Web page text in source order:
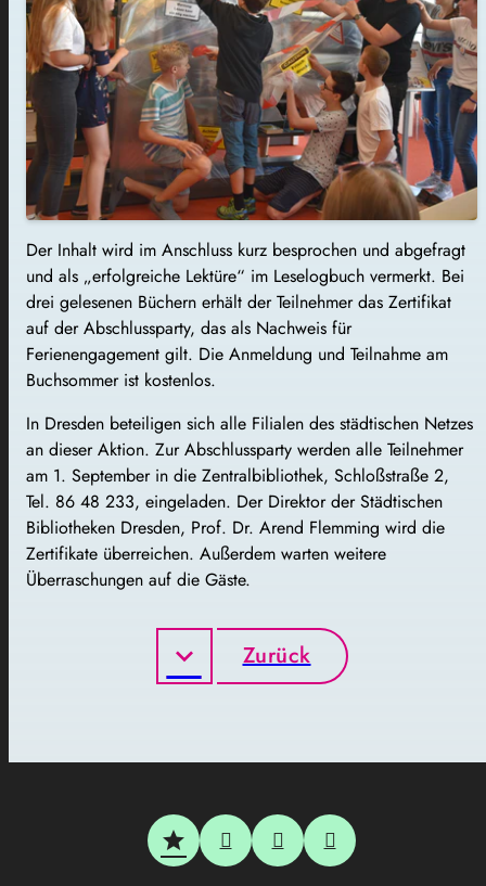
Der Inhalt wird im Anschluss kurz besprochen und abgefragt
und als „erfolgreiche Lektüre“ im Leselogbuch vermerkt. Bei
drei gelesenen Büchern erhält der Teilnehmer das Zertifikat
auf der Abschlussparty, das als Nachweis für
Ferienengagement gilt. Die Anmeldung und Teilnahme am
Buchsommer ist kostenlos.
In Dresden beteiligen sich alle Filialen des städtischen Netzes
an dieser Aktion. Zur Abschlussparty werden alle Teilnehmer
am 1. September in die Zentralbibliothek, Schloßstraße 2,
Tel. 86 48 233, eingeladen. Der Direktor der Städtischen
Bibliotheken Dresden, Prof. Dr. Arend Flemming wird die
Zertifikate überreichen. Außerdem warten weitere
Überraschungen auf die Gäste.
Zurück